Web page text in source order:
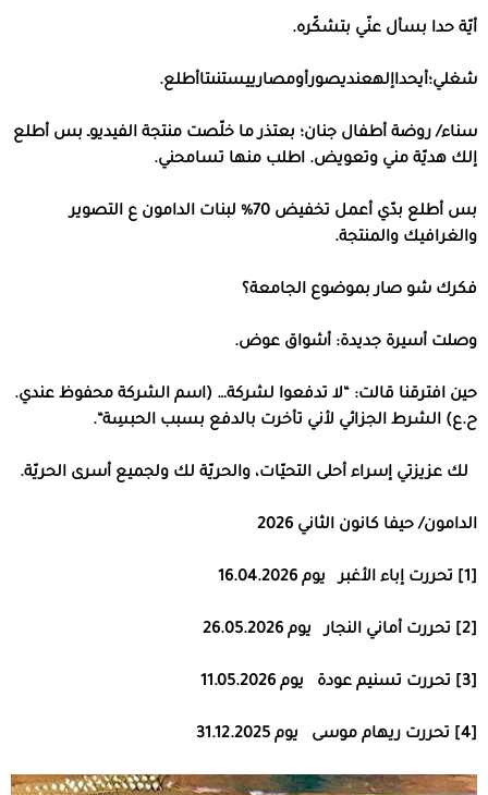
أيّة حدا بسأل عنّي بتشكّره.
شغلي؛أيحداإلهعنديصورأومصارييستنىتاأطلع.
سناء/روضة أطفال جنان؛ بعتذر ما خلّصت منتجة الفيديوـ بس أطلع
إلك هديّة مني وتعويض. اطلب منها تسامحني.
بس أطلع بدّي أعمل تخفيض
لبنات الدامون ع التصوير
والغرافيك والمنتجة.
فكرك شو صار بموضوع الجامعة؟
وصلت أسيرة جديدة: أشواق عوض.
حين افترقنا قالت: “لا تدفعوا لشركة… (اسم الشركة محفوظ عندي.
ح.ع) الشرط الجزائي لأني تأخرت بالدفع بسبب الحبسِة“.
لك عزيزتي إسراء أحلى التحيّات، والحريّة لك ولجميع أسرى الحريّة.
الدامون/حيفا كانون الثاني
[1] تحررت إباء الأغبر يوم
[2] تحررت أماني النجار يوم
[3] تحررت تسنيم عودة يوم
[4] تحررت ريهام موسى يوم